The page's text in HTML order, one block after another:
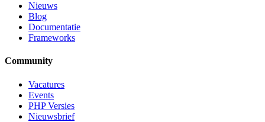
Nieuws
Blog
Documentatie
Frameworks
Community
Vacatures
Events
PHP Versies
Nieuwsbrief